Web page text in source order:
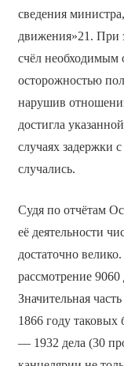
сведения
движения»21. При
счёл необходимым
осторожностью
нарушив
достигла
случаях задержки
случались.
Судя по отчётам
её деятельности
достаточно
рассмотрение
Значительная
1866 году таковых
— 1932 дела (30